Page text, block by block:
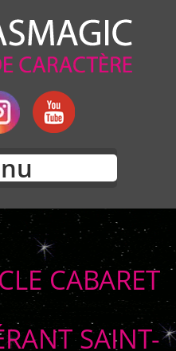
CABARET
SAINT-